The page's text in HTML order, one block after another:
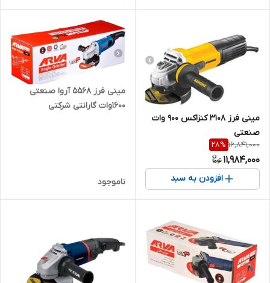
مینی فرز ۳۱۰۸ کنزاکس ۹۰۰ وات
صنعتی
16,841,000
28%
11,984,000
افزودن به سبد
مینی فرز ۵۵۶۸ آروا صنعتی
۱۶۰۰وات گارانتی شرکتی
ناموجود